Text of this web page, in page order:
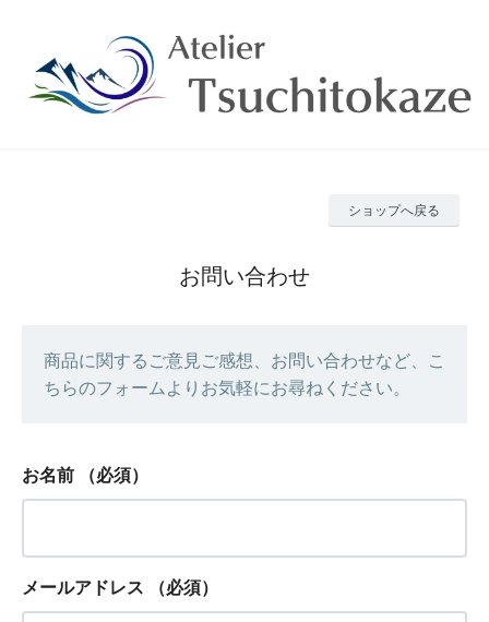
ショップへ戻る
お問い合わせ
商品に関するご意見ご感想、お問い合わせなど、こ
ちらのフォームよりお気軽にお尋ねください。
お名前 （必須）
メールアドレス （必須）